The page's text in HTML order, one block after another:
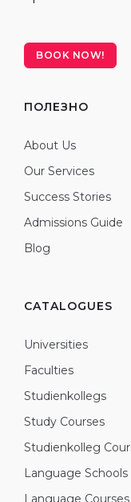
BOOK NOW!
ПОЛЕЗНО
About Us
Our Services
Success Stories
Admissions Guide
Blog
CATALOGUES
Universities
Faculties
Studienkollegs
Study Courses
Studienkolleg
Language Schools
Language Courses